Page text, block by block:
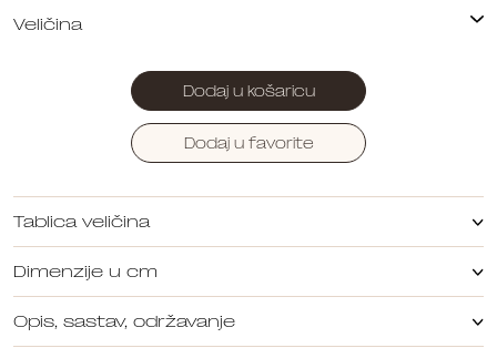
Dodaj u košaricu
Dodaj u favorite
Tablica veličina
Dimenzije u cm
Opis, sastav, održavanje